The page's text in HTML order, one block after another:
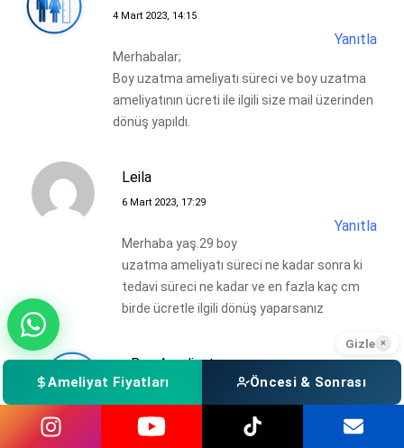
4 Mart 2023, 14:15
Yanıtla
Merhabalar;
Boy uzatma ameliyatı süreci ve boy uzatma
ameliyatının ücreti ile ilgili size mail üzerinden
dönüş yapıldı.
Leila
6 Mart 2023, 17:29
Yanıtla
Merhaba yaş.29 boy
uzatma ameliyatı süreci ne kadar sonra ki
tedavi süreci ne kadar ve en fazla kaç cm
birde ücretle ilgili dönüş yaparsanız
Boy Ameliyatı
6 Mart 2023, 17:57
Merhaba, mailden
Gizle ×
Ameliyat Fiyatları Öncesi & Sonrası